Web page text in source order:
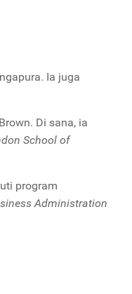
Ia juga
Di sana, ia
School of
program
Administration